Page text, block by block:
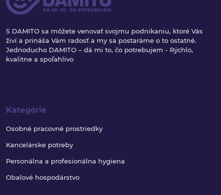
S DAMITO sa môžete venovať svojmu podnikaniu, ktoré Vás
živí a prináša Vám radosť a my sa postaráme o to ostatné.
Jednoducho DAMITO – dá mi to, čo potrebujem - Rýchlo,
kvalitne a spoľahlivo
Kategórie
Osobné pracovné prostriedky
Kancelárske potreby
Personálna a profesionálna hygiena
Obalové hospodárstvo